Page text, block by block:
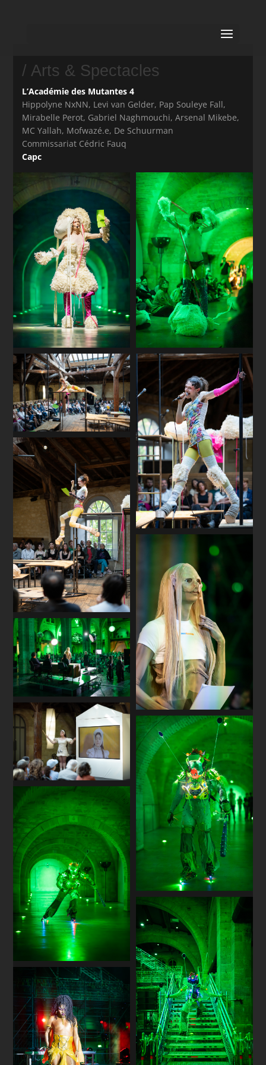
/ Arts & Spectacles
L’Académie des Mutantes 4
Hippolyne NxNN, Levi van Gelder, Pap Souleye Fall,
Mirabelle Perot, Gabriel Naghmouchi, Arsenal Mikebe,
MC Yallah, Mofwazé.e, De Schuurman
Commissariat Cédric Fauq
Capc